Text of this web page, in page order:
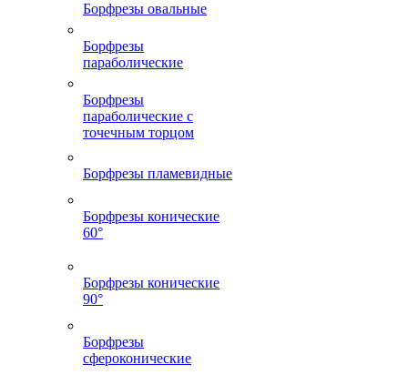
Борфрезы овальные
Борфрезы
параболические
Борфрезы
параболические с
точечным торцом
Борфрезы пламевидные
Борфрезы конические
60°
Борфрезы конические
90°
Борфрезы
сфероконические